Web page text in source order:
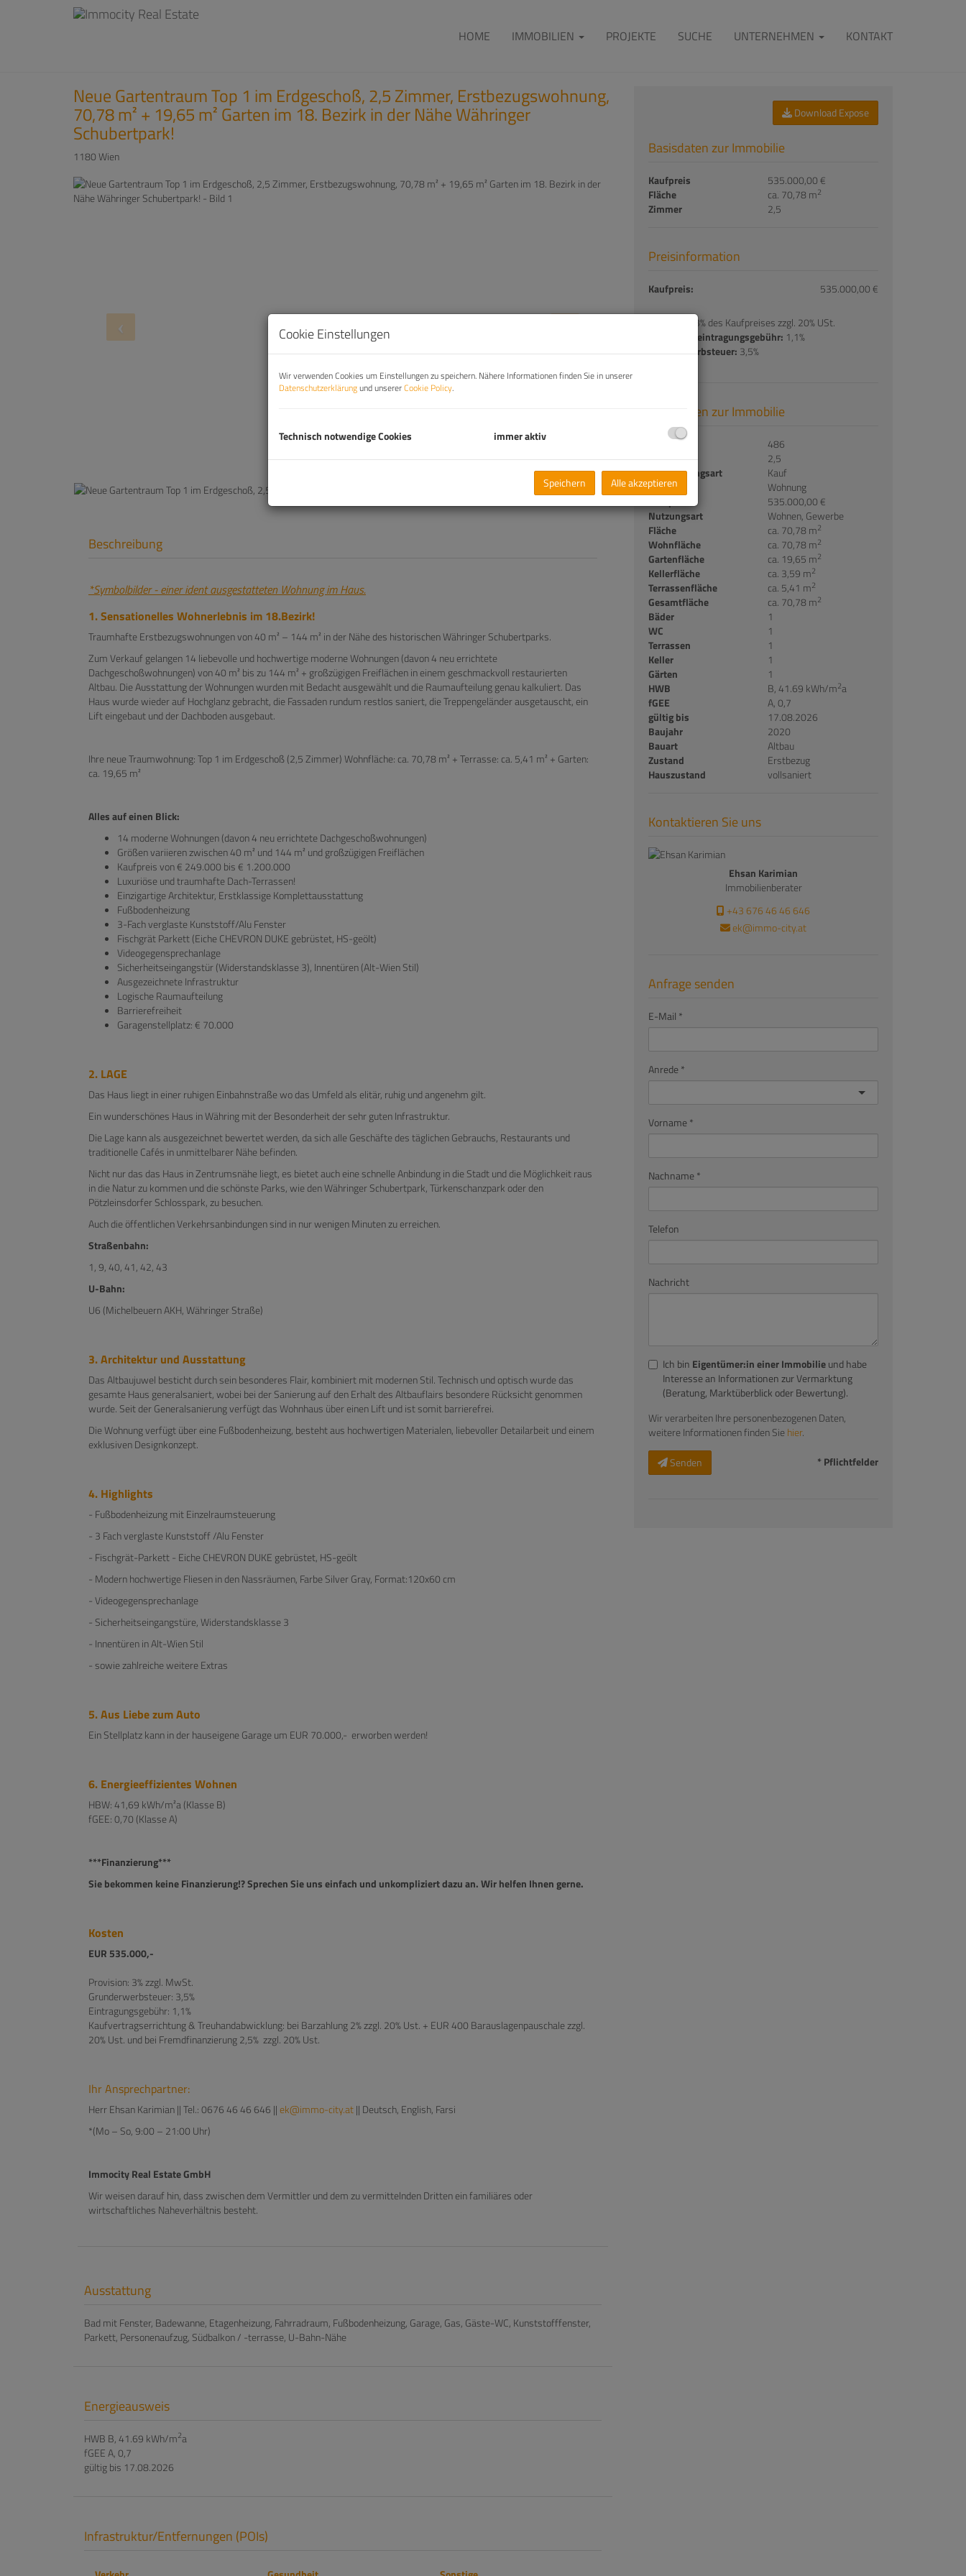
HOME IMMOBILIEN PROJEKTE SUCHE UNTERNEHMEN KONTAKT
Neue Gartentraum Top 1 im Erdgeschoß, 2,5 Zimmer, Erstbezugswohnung,
70,78 m² + 19,65 m² Garten im 18. Bezirk in der Nähe Währinger
Schubertpark!
1180 Wien
Beschreibung
*Symbolbilder - einer ident ausgestatteten Wohnung im Haus.
1. Sensationelles Wohnerlebnis im 18.Bezirk!
Traumhafte Erstbezugswohnungen von 40 m² – 144 m² in der Nähe des historischen Währinger Schubertparks.
Zum Verkauf gelangen 14 liebevolle und hochwertige moderne Wohnungen (davon 4 neu errichtete
Dachgeschoßwohnungen) von 40 m² bis zu 144 m² + großzügigen Freiflächen in einem geschmackvoll restaurierten
Altbau. Die Ausstattung der Wohnungen wurden mit Bedacht ausgewählt und die Raumaufteilung genau kalkuliert. Das
Haus wurde wieder auf Hochglanz gebracht, die Fassaden rundum restlos saniert, die Treppengeländer ausgetauscht, ein
Lift eingebaut und der Dachboden ausgebaut.
Ihre neue Traumwohnung: Top 1 im Erdgeschoß (2,5 Zimmer) Wohnfläche: ca. 70,78 m² + Terrasse: ca. 5,41 m² + Garten:
ca. 19,65 m²
Alles auf einen Blick:
14 moderne Wohnungen (davon 4 neu errichtete Dachgeschoßwohnungen)
Größen variieren zwischen 40 m² und 144 m² und großzügigen Freiflächen
Kaufpreis von € 249.000 bis € 1.200.000
Luxuriöse und traumhafte Dach-Terrassen!
Einzigartige Architektur, Erstklassige Komplettausstattung
Fußbodenheizung
3-Fach verglaste Kunststoff/Alu Fenster
Fischgrät Parkett (Eiche CHEVRON DUKE gebrüstet, HS-geölt)
Videogegensprechanlage
Sicherheitseingangstür (Widerstandsklasse 3), Innentüren (Alt-Wien Stil)
Ausgezeichnete Infrastruktur
Logische Raumaufteilung
Barrierefreiheit
Garagenstellplatz: € 70.000
2. LAGE
Das Haus liegt in einer ruhigen Einbahnstraße wo das Umfeld als elitär, ruhig und angenehm gilt.
Ein wunderschönes Haus in Währing mit der Besonderheit der sehr guten Infrastruktur.
Die Lage kann als ausgezeichnet bewertet werden, da sich alle Geschäfte des täglichen Gebrauchs, Restaurants und
traditionelle Cafés in unmittelbarer Nähe befinden.
Nicht nur das das Haus in Zentrumsnähe liegt, es bietet auch eine schnelle Anbindung in die Stadt und die Möglichkeit raus
in die Natur zu kommen und die schönste Parks, wie den Währinger Schubertpark, Türkenschanzpark oder den
Pötzleinsdorfer Schlosspark, zu besuchen.
Auch die öffentlichen Verkehrsanbindungen sind in nur wenigen Minuten zu erreichen.
Straßenbahn:
1, 9, 40, 41, 42, 43
U-Bahn:
U6 (Michelbeuern AKH, Währinger Straße)
3. Architektur und Ausstattung
Das Altbaujuwel besticht durch sein besonderes Flair, kombiniert mit modernen Stil. Technisch und optisch wurde das
gesamte Haus generalsaniert, wobei bei der Sanierung auf den Erhalt des Altbauflairs besondere Rücksicht genommen
wurde. Seit der Generalsanierung verfügt das Wohnhaus über einen Lift und ist somit barrierefrei.
Die Wohnung verfügt über eine Fußbodenheizung, besteht aus hochwertigen Materialen, liebevoller Detailarbeit und einem
exklusiven Designkonzept.
4. Highlights
- Fußbodenheizung mit Einzelraumsteuerung
- 3 Fach verglaste Kunststoff /Alu Fenster
- Fischgrät-Parkett - Eiche CHEVRON DUKE gebrüstet, HS-geölt
- Modern hochwertige Fliesen in den Nassräumen, Farbe Silver Gray, Format:120x60 cm
- Videogegensprechanlage
- Sicherheitseingangstüre, Widerstandsklasse 3
- Innentüren in Alt-Wien Stil
- sowie zahlreiche weitere Extras
5. Aus Liebe zum Auto
Ein Stellplatz kann in der hauseigene Garage um EUR 70.000,- erworben werden!
6. Energieeffizientes Wohnen
HBW: 41,69 kWh/m²a (Klasse B)
fGEE: 0,70 (Klasse A)
***Finanzierung***
Sie bekommen keine Finanzierung!? Sprechen Sie uns einfach und unkompliziert dazu an. Wir helfen Ihnen gerne.
Kosten
EUR 535.000,-
Provision: 3% zzgl. MwSt.
Grunderwerbsteuer: 3,5%
Eintragungsgebühr: 1,1%
Kaufvertragserrichtung & Treuhandabwicklung: bei Barzahlung 2% zzgl. 20% Ust. + EUR 400 Barauslagenpauschale zzgl.
20% Ust. und bei Fremdfinanzierung 2,5% zzgl. 20% Ust.
Ihr Ansprechpartner:
Herr Ehsan Karimian || Tel.: 0676 46 46 646 ||ek@immo-city.at|| Deutsch, English, Farsi
*(Mo – So, 9:00 – 21:00 Uhr)
Immocity Real Estate GmbH
Wir weisen darauf hin, dass zwischen dem Vermittler und dem zu vermittelnden Dritten ein familiäres oder
wirtschaftliches Naheverhältnis besteht.
Ausstattung
Bad mit Fenster Badewanne Etagenheizung Fahrradraum Fußbodenheizung Garage Gas Gäste-WC Kunststofffenster
Parkett Personenaufzug Südbalkon / -terrasse U-Bahn-Nähe
Energieausweis
HWB B, 41.69 kWh/m2a
fGEEA, 0,7
gültig bis 17.08.2026
Infrastruktur/Entfernungen (POIs)
Download Expose
Basisdaten zur Immobilie
Kaufpreis
535.000,00 €
Fläche
ca. 70,78 m2
Zimmer 2,5
Preisinformation
Kaufpreis: 535.000,00 €
3% des Kaufpreises zzgl. 20% USt.
Grundbucheintragungsgebühr: 1,1%
Grunderwerbsteuer: 3,5%
Basisdaten zur Immobilie
Objektnr.
486
Zimmer
2,5
Vermarktungsart
Kauf
Objektart
Wohnung
535.000,00 €
Nutzungsart
Wohnen Gewerbe
Fläche
ca. 70,78 m2
Wohnfläche ca. 70,78 m2
Gartenfläche ca. 19,65 m2
Kellerfläche ca. 3,59 m2
Terrassenfläche ca. 5,41 m2
Gesamtfläche ca. 70,78 m2
Bäder
1
WC
1
Terrassen
1
Keller
1
Gärten
1
HWB
B, 41.69 kWh/m2a
fGEE
A, 0,7
gültig bis
17.08.2026
Baujahr
2020
Bauart
Altbau
Zustand
Erstbezug
Hauszustand
vollsaniert
Kontaktieren Sie uns
Ehsan Karimian
Immobilienberater
+43 676 46 46 646
ek@immo-city.at
Anfrage senden
E-Mail
Anrede
Vorname
Nachname
Telefon
Nachricht
Ich bin Eigentümer:in einer Immobilieund habe
Interesse an Informationen zur Vermarktung
(Beratung, Marktüberblick oder Bewertung).
Wir verarbeiten Ihre personenbezogenen Daten,
weitere Informationen finden Siehier.
Senden
* Pflichtfelder
Cookie Einstellungen
Wir verwenden Cookies um Einstellungen zu speichern. Nähere Informationen finden Sie in unserer
Datenschutzerklärungund unsererCookie Policy.
Technisch notwendige Cookies immer aktiv
Speichern Alle akzeptieren